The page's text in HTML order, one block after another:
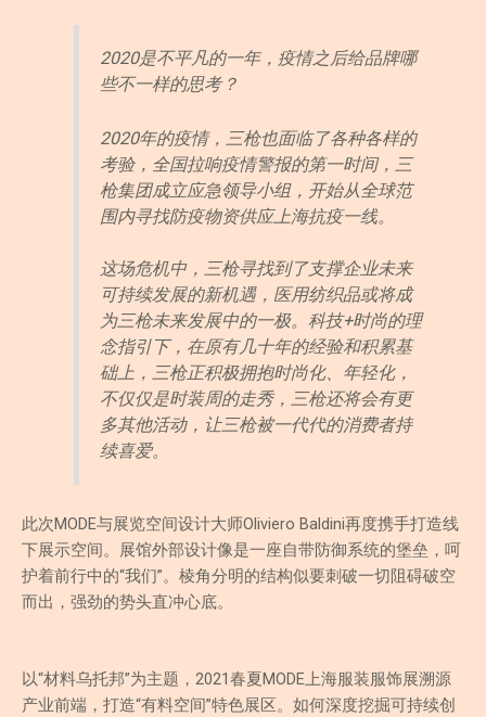
2020是不平凡的一年，疫情之后给品牌哪
些不一样的思考？
2020年的疫情，三枪也面临了各种各样的
考验，全国拉响疫情警报的第一时间，三
枪集团成立应急领导小组，开始从全球范
围内寻找防疫物资供应上海抗疫一线。
这场危机中，三枪寻找到了支撑企业未来
可持续发展的新机遇，医用纺织品或将成
为三枪未来发展中的一极。科技+时尚的理
念指引下，在原有几十年的经验和积累基
础上，三枪正积极拥抱时尚化、年轻化，
不仅仅是时装周的走秀，三枪还将会有更
多其他活动，让三枪被一代代的消费者持
续喜爱。
此次MODE与展览空间设计大师Oliviero Baldini再度携手打造线
下展示空间。展馆外部设计像是一座自带防御系统的堡垒，呵
护着前行中的“我们”。棱角分明的结构似要刺破一切阻碍破空
而出，强劲的势头直冲心底。
以“材料乌托邦”为主题，2021春夏MODE上海服装服饰展溯源
产业前端，打造“有料空间”特色展区。如何深度挖掘可持续创